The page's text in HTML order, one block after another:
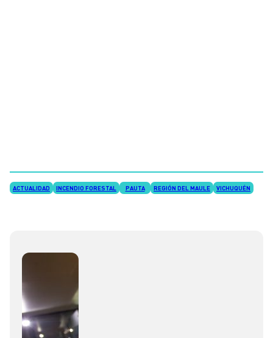
ACTUALIDAD INCENDIO FORESTAL PAUTA REGIÓN DEL MAULE VICHUQUÉN